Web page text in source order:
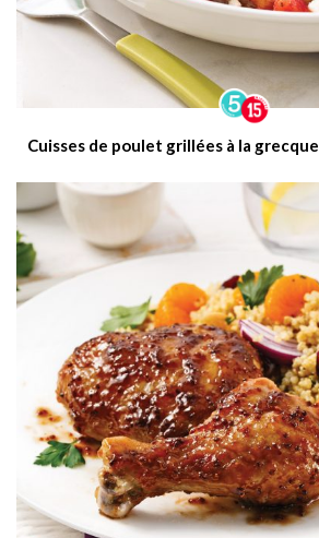
Cuisses de poulet grillées à la grecque